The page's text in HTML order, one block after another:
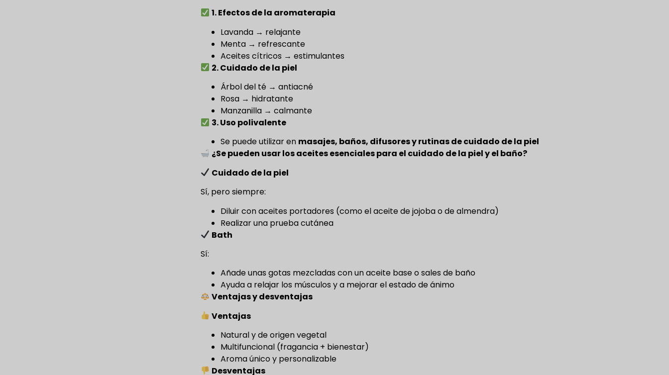
1. Efectos de la aromaterapia
Lavanda → relajante
Menta → refrescante
Aceites cítricos → estimulantes
2. Cuidado de la piel
Árbol del té → antiacné
Rosa → hidratante
Manzanilla → calmante
3. Uso polivalente
Se puede utilizar en masajes, baños, difusores y rutinas de cuidado de la piel
¿Se pueden usar los aceites esenciales para el cuidado de la piel y el baño?
Cuidado de la piel
Sí, pero siempre:
Diluir con aceites portadores (como el aceite de jojoba o de almendra)
Realizar una prueba cutánea
Bath
Sí:
Añade unas gotas mezcladas con un aceite base o sales de baño
Ayuda a relajar los músculos y a mejorar el estado de ánimo
Ventajas y desventajas
Ventajas
Natural y de origen vegetal
Multifuncional (fragancia + bienestar)
Aroma único y personalizable
Desventajas